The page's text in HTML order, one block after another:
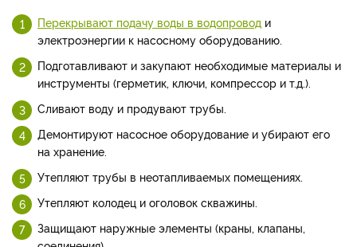
Перекрывают подачу воды в водопровод и
электроэнергии к насосному оборудованию.
Подготавливают и закупают необходимые материалы и
инструменты (герметик, ключи, компрессор и т.д.).
Сливают воду и продувают трубы.
Демонтируют насосное оборудование и убирают его
на хранение.
Утепляют трубы в неотапливаемых помещениях.
Утепляют колодец и оголовок скважины.
Защищают наружные элементы (краны, клапаны,